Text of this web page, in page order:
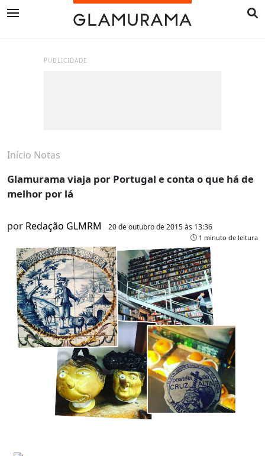
PUBLICIDADE
Início Notas
Glamurama viaja por Portugal e conta o que há de
melhor por lá
por Redação GLMRM 20 de outubro de 2015 às 13:36
1 minuto de leitura